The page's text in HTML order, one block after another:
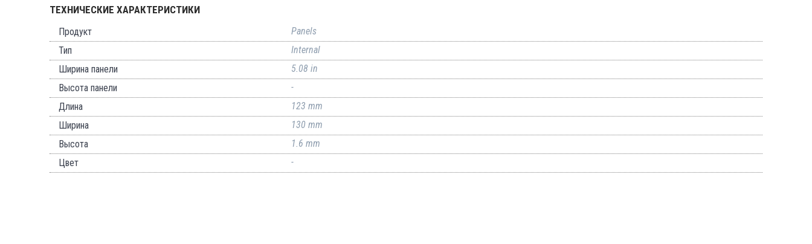
ТЕХНИЧЕСКИЕ ХАРАКТЕРИСТИКИ
Продукт
Panels
Тип
Internal
Ширина панели
5.08 in
Высота панели
-
Длина
123 mm
Ширина
130 mm
Высота
1.6 mm
Цвет
-